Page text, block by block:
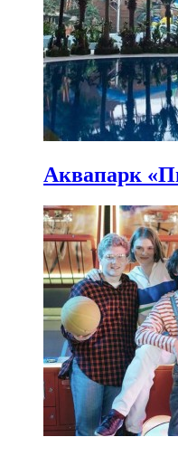
Аквапарк